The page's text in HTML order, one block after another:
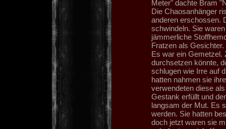
Meter" dachte Bram
Die Chaosanhänger
anderen erschossen.
schwindeln. Sie
jämmerliche
Fratzen als Gesichter.
Es war ein Gemetzel.
durchsetzen könnte,
schlugen wie Irre auf
hatten nahmen sie
verwendeten diese
Gestank erfüllt und
langsam der Mut. Es
werden. Sie hatten
doch jetzt waren sie